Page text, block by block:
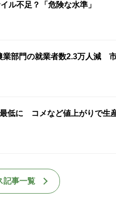
ル不足？「危険な水準」
部門の就業者数2.3万人減
低に コメなど値上がりで生
記事一覧